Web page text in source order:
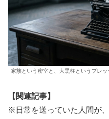
家族という密室と、大黒柱というプレ
【関連記事】
※日常を送っていた人間が